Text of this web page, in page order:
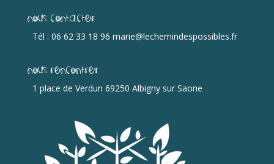
Nous contacter
Tél : 06 62 33 18 96 marie@lechemindespossibles.fr
Nous rencontrer
1 place de Verdun 69250 Albigny sur Saone